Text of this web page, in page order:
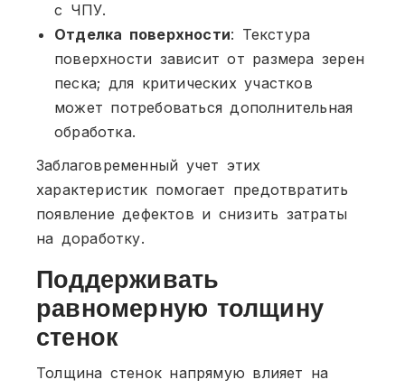
с ЧПУ.
Отделка поверхности: Текстура
поверхности зависит от размера зерен
песка; для критических участков
может потребоваться дополнительная
обработка.
Заблаговременный учет этих
характеристик помогает предотвратить
появление дефектов и снизить затраты
на доработку.
Поддерживать
равномерную толщину
стенок
Толщина стенок напрямую влияет на